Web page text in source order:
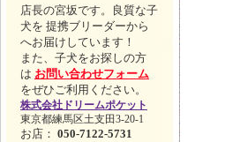
店長の宮坂です。良質な子
犬を 提携ブリーダーから
へお届けしています！
また、子犬をお探しの方
は お問い合わせフォーム
をぜひご利用ください。
株式会社ドリームポケット
東京都練馬区土支田3-20-1
お店： 050-7122-5731